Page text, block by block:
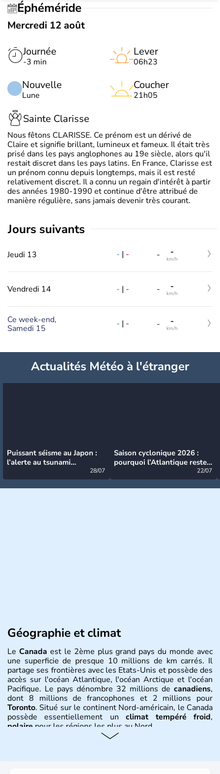
Éphéméride
Mercredi 12 août
Journée
-3 min
Nouvelle
Lune
Lever
06h23
Coucher
21h05
Sainte Clarisse
Nous fêtons CLARISSE. Ce prénom est un dérivé de
Claire et signifie brillant, lumineux et fameux. Il était très
prisé dans les pays anglophones au 19e siècle, alors qu'il
restait discret dans les pays latins. En France, Clarisse est
un prénom connu depuis longtemps, mais il est resté
relativement discret. Il a connu un regain d'intérêt à partir
des années 1980-1990 et continue d'être attribué de
manière régulière, sans jamais devenir très courant.
jours suivants
Jeudi 13 - | - - -
km/h
Vendredi 14 - | - - -
km/h
Ce week-end,
Samedi 15
- | - - -
km/h
Actualités Météo à l'étranger
Puissant séisme au Japon :
l’alerte au tsunami
28/07
Saison cyclonique 2026 :
pourquoi l’Atlantique reste
22/07
Géographie et climat
Le Canada est le 2ème plus grand pays du monde avec
une superficie de presque 10 millions de km carrés. Il
partage ses frontières avec les Etats-Unis et possède des
accès sur l'océan Atlantique, l'océan Arctique et l'océan
Pacifique. Le pays dénombre 32 millions de canadiens,
dont 8 millions de francophones et 2 millions pour
Toronto. Situé sur le continent Nord-américain, le Canada
possède essentiellement unclimat tempéré froid,
polaire pour les régions les plus au Nord.